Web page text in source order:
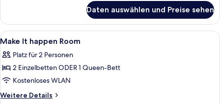
The
Secret
Room
Daten auswählen und Preise sehen
Alle
Fotos
für
Make
It
happen
Hochwertige Bettwaren, Minibar,
9
Make It happen Room
Platz für 2 Personen
2 Einzelbetten ODER 1 Queen-Bett
Kostenloses WLAN
Weitere Details
Weitere